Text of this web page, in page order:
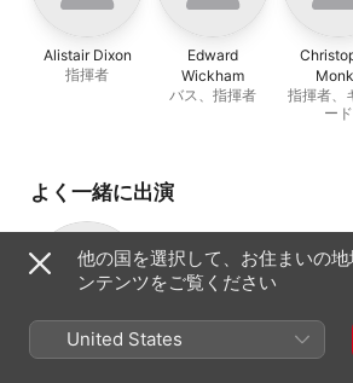
Alistair Dixon
指揮者
Edward
Wickham
バス、指揮者
指揮者、
ード
よく一緒に出演
Charivari
他の国を選択して、お住まいの
ンテンツをご覧ください
United States